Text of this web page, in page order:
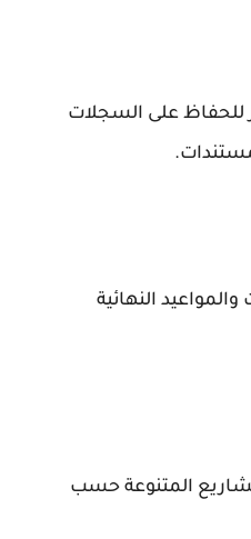
للحفاظ على السجلات
النهائية
المتنوعة حسب